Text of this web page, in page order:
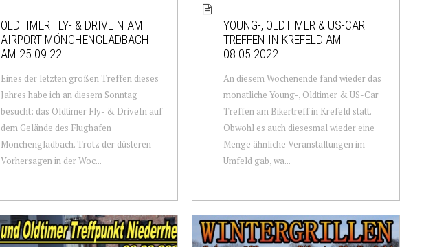
OLDTIMER FLY- & DRIVEIN AM
AIRPORT MÖNCHENGLADBACH
AM 25.09.22
Eines der letzten großen Treffen dieses
Jahres habe ich an diesem Sonntag
besucht: das Oldtimer Fly- & DriveIn auf
dem Gelände des Flughafen
Mönchengladbach. Trotz der düsteren
Vorhersagen in der Woc...
YOUNG-, OLDTIMER & US-CAR
TREFFEN IN KREFELD AM
08.05.2022
An diesem Wochenende fand wieder das
monatliche Young-, Oldtimer & US-Car
Treffen am Bikertreff in Krefeld statt.
Obwohl es auch diesesmal wieder eine
Menge ähnliche Veranstaltungen im
Umfeld gab, wa...